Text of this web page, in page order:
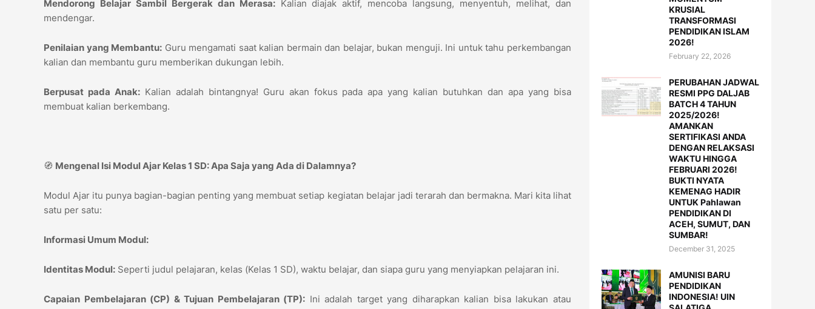
Mendorong Belajar Sambil Bergerak dan Merasa:Kalian diajak aktif, mencoba langsung, menyentuh, melihat, dan
mendengar.
Penilaian yang Membantu: Guru mengamati saat kalian bermain dan belajar, bukan menguji. Ini untuk tahu perkembangan
kalian dan membantu guru memberikan dukungan lebih.
Berpusat pada Anak:Kalian adalah bintangnya! Guru akan fokus pada apa yang kalian butuhkan dan apa yang bisa
membuat kalian berkembang.
🧭 Mengenal Isi Modul Ajar Kelas 1 SD: Apa Saja yang Ada di Dalamnya?
Modul Ajar itu punya bagian-bagian penting yang membuat setiap kegiatan belajar jadi terarah dan bermakna. Mari kita lihat
satu per satu:
Informasi Umum Modul:
Identitas Modul: Seperti judul pelajaran, kelas (Kelas 1 SD), waktu belajar, dan siapa guru yang menyiapkan pelajaran ini.
Capaian Pembelajaran (CP) & Tujuan Pembelajaran (TP): Ini adalah target yang diharapkan kalian bisa lakukan atau
KRUSIAL
TRANSFORMASI
PENDIDIKAN ISLAM
2026!
February 22, 2026
PERUBAHAN JADWAL
RESMI PPG DALJAB
BATCH 4 TAHUN
2025/2026!
AMANKAN
SERTIFIKASI ANDA
DENGAN RELAKSASI
WAKTU HINGGA
FEBRUARI 2026!
BUKTI NYATA
KEMENAG HADIR
UNTUK Pahlawan
PENDIDIKAN DI
ACEH, SUMUT, DAN
SUMBAR!
December 31, 2025
AMUNISI BARU
PENDIDIKAN
INDONESIA! UIN